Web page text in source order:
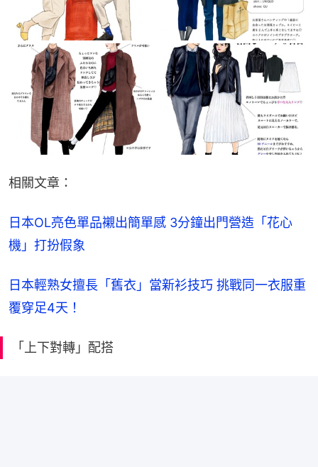
相關文章：
日本OL亮色單品襯出簡單感 3分鐘出門營造「花心
機」打扮假象
日本輕熟女擅長「舊衣」當新衫技巧 挑戰同一衣服重
覆穿足4天！
「上下對轉」配搭